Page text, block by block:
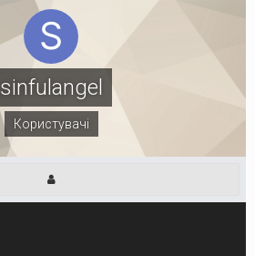
sinfulangel
Користувачі